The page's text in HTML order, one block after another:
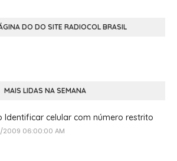
DO DO SITE RADIOCOL BRASIL
MAIS LIDAS NA SEMANA
Identificar celular com número restrito
2009 06:00:00 AM